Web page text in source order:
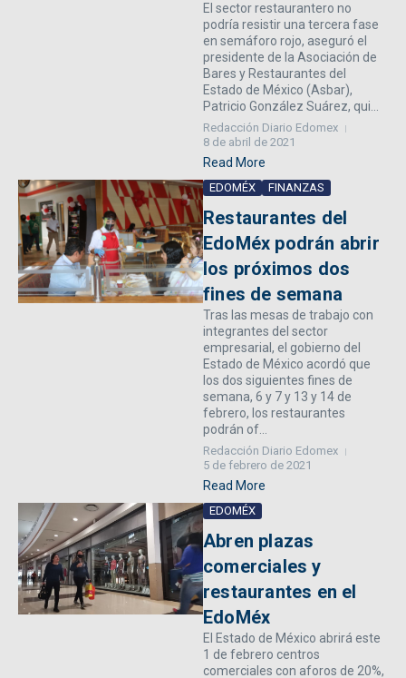
El sector restaurantero no
podría resistir una tercera fase
en semáforo rojo, aseguró el
presidente de la Asociación de
Bares y Restaurantes del
Estado de México (Asbar),
Patricio González Suárez, qui...
Redacción Diario Edomex
8 de abril de 2021
Read More
EDOMÉX FINANZAS
Restaurantes del
EdoMéx podrán abrir
los próximos dos
fines de semana
Tras las mesas de trabajo con
integrantes del sector
empresarial, el gobierno del
Estado de México acordó que
los dos siguientes fines de
semana, 6 y 7 y 13 y 14 de
febrero, los restaurantes
podrán of...
Redacción Diario Edomex
5 de febrero de 2021
Read More
EDOMÉX
Abren plazas
comerciales y
restaurantes en el
EdoMéx
El Estado de México abrirá este
1 de febrero centros
comerciales con aforos de 20%,